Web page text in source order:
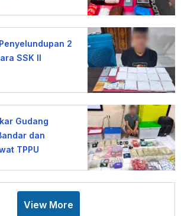
2
SSK II
Gudang
dan
TPPU
View More